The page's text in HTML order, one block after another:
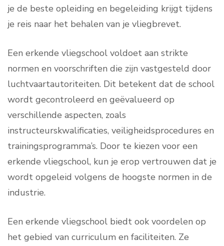
je de beste opleiding en begeleiding krijgt tijdens
je reis naar het behalen van je vliegbrevet.
Een erkende vliegschool voldoet aan strikte
normen en voorschriften die zijn vastgesteld door
luchtvaartautoriteiten. Dit betekent dat de school
wordt gecontroleerd en geëvalueerd op
verschillende aspecten, zoals
instructeurskwalificaties, veiligheidsprocedures en
trainingsprogramma’s. Door te kiezen voor een
erkende vliegschool, kun je erop vertrouwen dat je
wordt opgeleid volgens de hoogste normen in de
industrie.
Een erkende vliegschool biedt ook voordelen op
het gebied van curriculum en faciliteiten. Ze